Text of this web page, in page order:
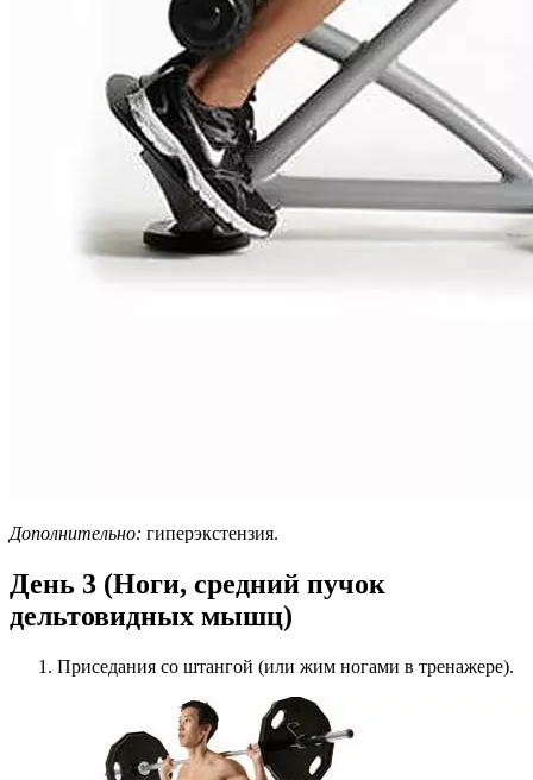
Дополнительно: гиперэкстензия.
День 3 (Ноги, средний пучок
дельтовидных мышц)
Приседания со штангой (или жим ногами в тренажере).